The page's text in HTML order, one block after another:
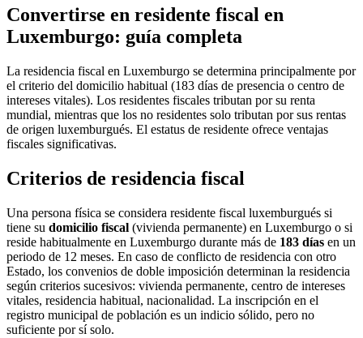
Convertirse en residente fiscal en
Luxemburgo: guía completa
La residencia fiscal en Luxemburgo se determina principalmente por
el criterio del domicilio habitual (183 días de presencia o centro de
intereses vitales). Los residentes fiscales tributan por su renta
mundial, mientras que los no residentes solo tributan por sus rentas
de origen luxemburgués. El estatus de residente ofrece ventajas
fiscales significativas.
Criterios de residencia fiscal
Una persona física se considera residente fiscal luxemburgués si
tiene su domicilio fiscal (vivienda permanente) en Luxemburgo o si
reside habitualmente en Luxemburgo durante más de 183 días en un
periodo de 12 meses. En caso de conflicto de residencia con otro
Estado, los convenios de doble imposición determinan la residencia
según criterios sucesivos: vivienda permanente, centro de intereses
vitales, residencia habitual, nacionalidad. La inscripción en el
registro municipal de población es un indicio sólido, pero no
suficiente por sí solo.